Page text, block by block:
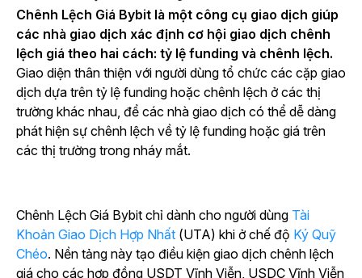
Chênh Lệch Giá Bybit là một công cụ giao dịch giúp
các nhà giao dịch xác định cơ hội giao dịch chênh
lệch giá theo hai cách: tỷ lệ funding và chênh lệch.
Giao diện thân thiện với người dùng tổ chức các cặp giao
dịch dựa trên tỷ lệ funding hoặc chênh lệch ở các thị
trường khác nhau, để các nhà giao dịch có thể dễ dàng
phát hiện sự chênh lệch về tỷ lệ funding hoặc giá trên
các thị trường trong nháy mắt.
Chênh Lệch Giá Bybit chỉ dành cho người dùng Tài
Khoản Giao Dịch Hợp Nhất (UTA) khi ở chế độ Ký Quỹ
Chéo. Nền tảng này tạo điều kiện giao dịch chênh lệch
giá cho các hợp đồng USDT Vĩnh Viễn, USDC Vĩnh Viễn